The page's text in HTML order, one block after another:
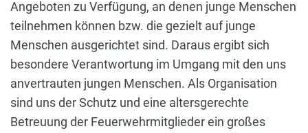
Angeboten zu Verfügung, an denen junge Menschen
teilnehmen können bzw. die gezielt auf junge
Menschen ausgerichtet sind. Daraus ergibt sich
besondere Verantwortung im Umgang mit den uns
anvertrauten jungen Menschen. Als Organisation
sind uns der Schutz und eine altersgerechte
Betreuung der Feuerwehrmitglieder ein großes